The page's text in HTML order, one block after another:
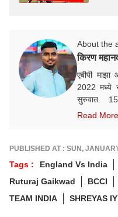
About the
किरण
एबीपी माझा
2022 मध्ये
सुरुवात.
ऑनलाईनमध्ये
Read More
PUBLISHED AT : SUN,
Tags : England Vs India
Ruturaj Gaikwad
BCCI
TEAM INDIA
SHREYAS